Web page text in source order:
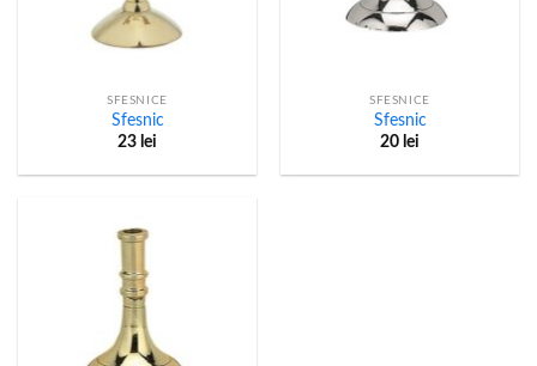
SFESNICE
Sfesnic
23 lei
SFESNICE
Sfesnic
20 lei